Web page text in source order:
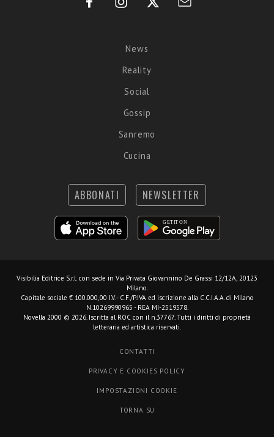
News
Reality
Social
Gossip
Sanremo
Cucina
ABBONATI NEWSLETTER
Visibilia Editrice S.r.l. con sede in Via Privata Giovannino De Grassi 12/12A, 20123
Milano.
Capitale sociale € 100.000,00 I.V. - C.F./P.IVA ed iscrizione alla C.C.I.A.A. di Milano
N.10269990965 - REA MI-2519578.
Novella 2000 © 2026. Iscritta al ROC con il n.37767. Tutti i diritti di proprietà
letteraria ed artistica riservati.
CONTATTI
PRIVACY E COOKIES POLICY
IMPOSTAZIONI COOKIE
TORNA SU